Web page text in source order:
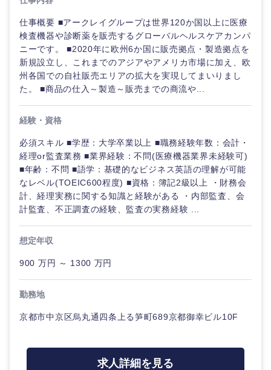
九州・沖縄
福岡県 佐賀県
長崎県 熊本県
大分県
仕事概要 ■アークレイグループは世界120か国以上に医療
検査機器や診断薬を販売するグローバルヘルスケアカンパ
ニーです。 ■2020年に欧州6か国に販売拠点・製造拠点を
新規設立し、これまでのアジアやアメリカ市場に加え、欧
州各国での自社販売エリアの拡大を実現してまいりまし
た。 ■商品の仕入～製造～販売までの商流や...
経験・資格
必須スキル ■学歴：大学卒業以上 ■職務経験年数：会計・
経理or監査業務 ■業界経験：不問(医療機器業界未経験可)
■年齢：不問 ■語学：基礎的なビジネス英語の理解が可能
なレベル(TOEIC600程度) ■資格：簿記2級以上 ・財務会
計、経理実務に関する知識と経験がある ・内部監査、会
計監査、不正調査の経験、監査の実務経験 ...
想定年収
900 万円 ～ 1300 万円
勤務地
京都市中京区烏丸通四条上る笋町689京都御幸ビル10F
求人詳細を見る